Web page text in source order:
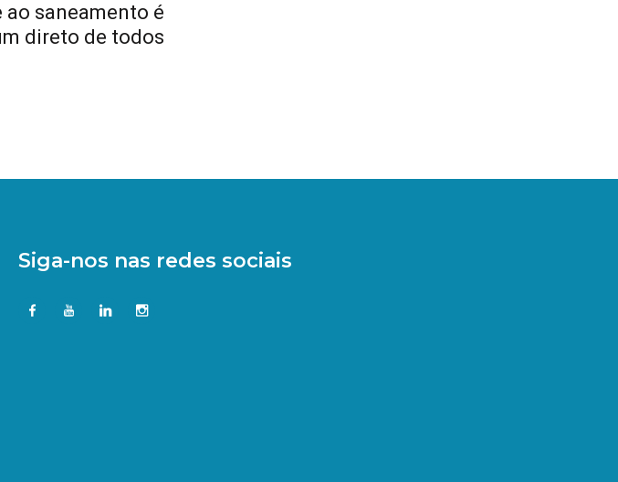
ao saneamento é
direto de todos
Siga-nos nas redes sociais